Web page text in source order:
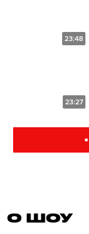
23:48
23:27
О ШОУ